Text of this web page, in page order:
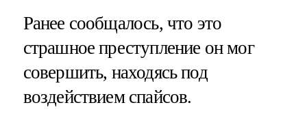
Ранее сообщалось, что это
страшное преступление он мог
совершить, находясь под
воздействием спайсов.